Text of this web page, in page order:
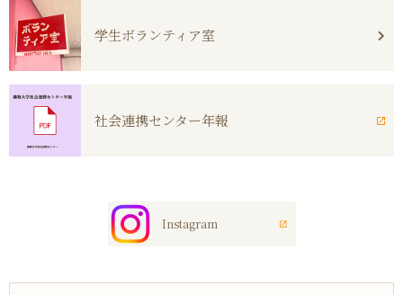
学生ボランティア室
社会連携センター年報
Instagram